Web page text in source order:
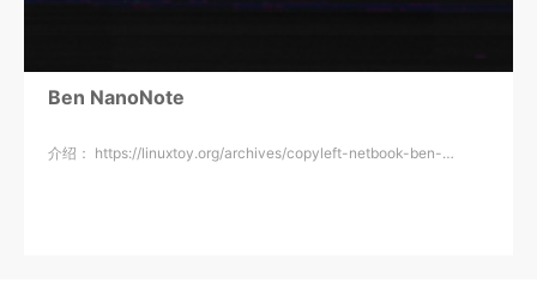
Ben NanoNote
介绍： https://linuxtoy.org/archives/copyleft-netbook-ben-…